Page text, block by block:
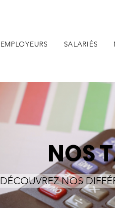
EMPLOYEURS SALARIÉS
NOS
DÉCOUVREZ NOS